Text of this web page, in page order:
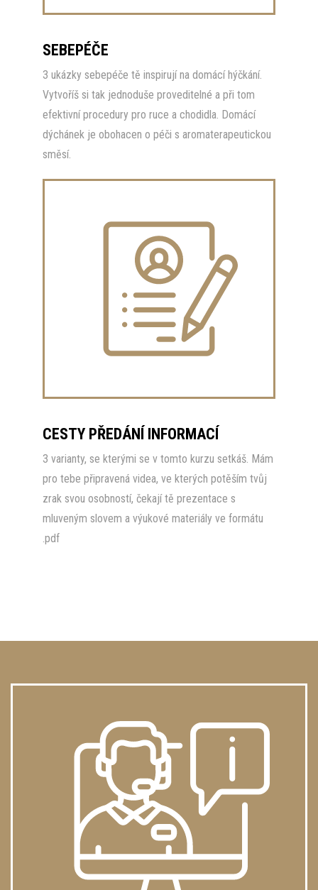
SEBEPÉČE
3 ukázky sebepéče tě inspirují na domácí hýčkání.
Vytvoříš si tak jednoduše proveditelné a při tom
efektivní procedury pro ruce a chodidla. Domácí
dýchánek je obohacen o péči s aromaterapeutickou
směsí.
CESTY PŘEDÁNÍ INFORMACÍ
3 varianty, se kterými se v tomto kurzu setkáš. Mám
pro tebe připravená videa, ve kterých potěším tvůj
zrak svou osobností, čekají tě prezentace s
mluveným slovem a výukové materiály ve formátu
.pdf